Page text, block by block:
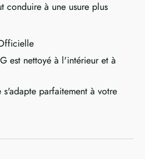
conduire à une usure plus
est nettoyé à l'intérieur et à
parfaitement à votre